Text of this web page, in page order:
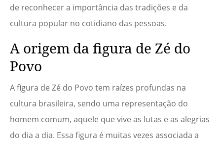
de reconhecer a importância das tradições e da
cultura popular no cotidiano das pessoas.
A origem da figura de Zé do
Povo
A figura de Zé do Povo tem raízes profundas na
cultura brasileira, sendo uma representação do
homem comum, aquele que vive as lutas e as alegrias
do dia a dia. Essa figura é muitas vezes associada a